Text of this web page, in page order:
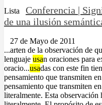
Lista
Conferencia |
de una ilusión
27 de Mayo de 2011
...arten de la observación de
lenguaje usan oraciones para
oracio...usadas con este fin
pensamiento que transmiten
pensamiento que transmiten
literalmente. Esta observación